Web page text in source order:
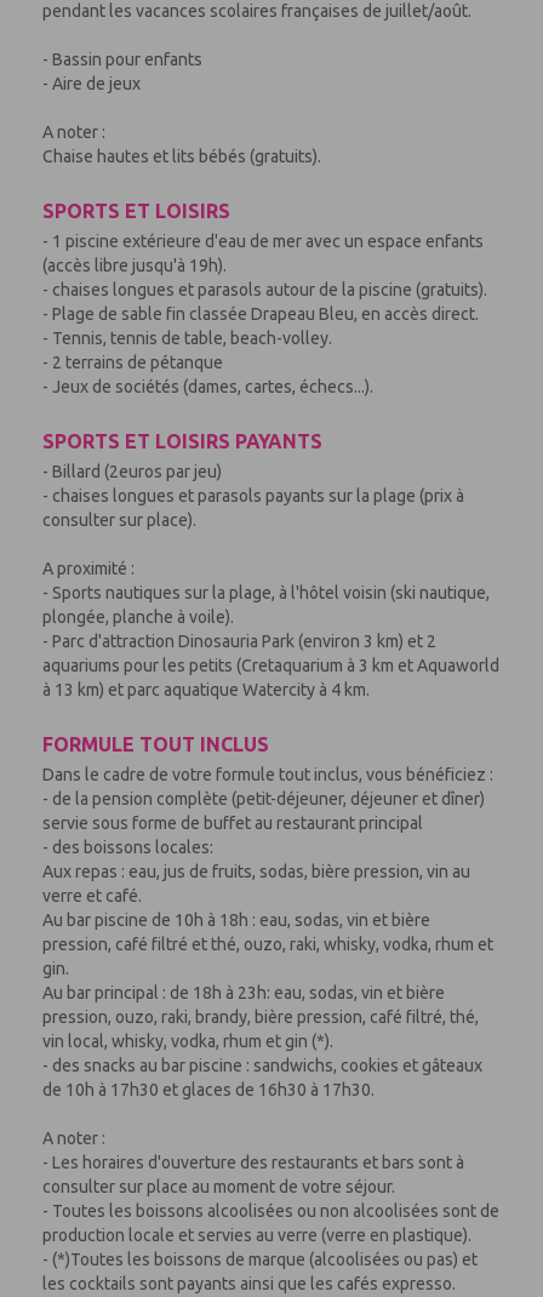
pendant les vacances scolaires françaises de juillet/août.
- Bassin pour enfants
- Aire de jeux
A noter :
Chaise hautes et lits bébés (gratuits).
SPORTS ET LOISIRS
- 1 piscine extérieure d'eau de mer avec un espace enfants
(accès libre jusqu'à 19h).
- chaises longues et parasols autour de la piscine (gratuits).
- Plage de sable fin classée Drapeau Bleu, en accès direct.
- Tennis, tennis de table, beach-volley.
- 2 terrains de pétanque
- Jeux de sociétés (dames, cartes, échecs...).
SPORTS ET LOISIRS PAYANTS
- Billard (2euros par jeu)
- chaises longues et parasols payants sur la plage (prix à
consulter sur place).
A proximité :
- Sports nautiques sur la plage, à l'hôtel voisin (ski nautique,
plongée, planche à voile).
- Parc d'attraction Dinosauria Park (environ 3 km) et 2
aquariums pour les petits (Cretaquarium à 3 km et Aquaworld
à 13 km) et parc aquatique Watercity à 4 km.
FORMULE TOUT INCLUS
Dans le cadre de votre formule tout inclus, vous bénéficiez :
- de la pension complète (petit-déjeuner, déjeuner et dîner)
servie sous forme de buffet au restaurant principal
- des boissons locales:
Aux repas : eau, jus de fruits, sodas, bière pression, vin au
verre et café.
Au bar piscine de 10h à 18h : eau, sodas, vin et bière
pression, café filtré et thé, ouzo, raki, whisky, vodka, rhum et
gin.
Au bar principal : de 18h à 23h: eau, sodas, vin et bière
pression, ouzo, raki, brandy, bière pression, café filtré, thé,
vin local, whisky, vodka, rhum et gin (*).
- des snacks au bar piscine : sandwichs, cookies et gâteaux
de 10h à 17h30 et glaces de 16h30 à 17h30.
A noter :
- Les horaires d'ouverture des restaurants et bars sont à
consulter sur place au moment de votre séjour.
- Toutes les boissons alcoolisées ou non alcoolisées sont de
production locale et servies au verre (verre en plastique).
- (*)Toutes les boissons de marque (alcoolisées ou pas) et
les cocktails sont payants ainsi que les cafés expresso.